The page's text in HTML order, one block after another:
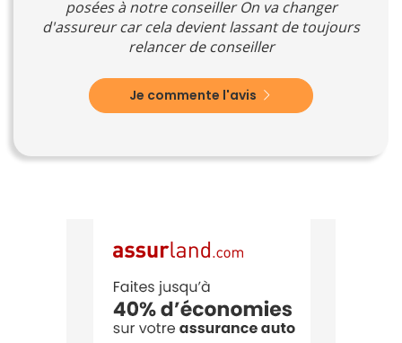
posées à notre conseiller On va changer
d'assureur car cela devient lassant de toujours
relancer de conseiller
Je commente l'avis